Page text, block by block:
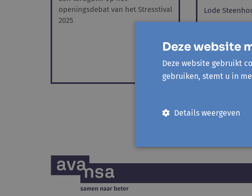
openingsdebat van het Stresstival
2025
Lode
en
rond
Deze website
Deze website gebruikt
gebruiken, stemt u in
Details weergeven